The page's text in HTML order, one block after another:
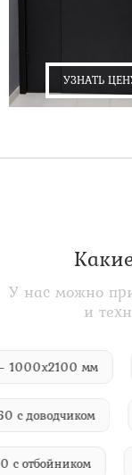
УЗНАТЬ
У нас можно
и
— 1000х2100 мм
60 с отбойником